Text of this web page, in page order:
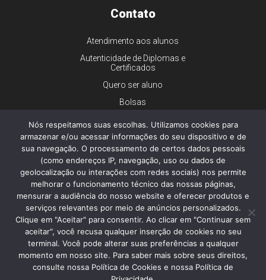
Contato
Atendimento aos alunos
Autenticidade de Diplomas e
Certificados
Quero ser aluno
Bolsas
Financiamento
Trabalhe conosco
Imprensa
Ouvidoria
Dúvidas gerais
© 2026 - Faculdade de Ciências Médicas da Santa Casa de São
Paulo - Todos os direitos reservados.
Política de Privacidade e Cookies
Nós respeitamos suas escolhas. Utilizamos cookies para
armazenar e/ou acessar informações do seu dispositivo e de
sua navegação. O processamento de certos dados pessoais
(como endereços IP, navegação, uso ou dados de
geolocalização ou interações com redes sociais) nos permite
melhorar o funcionamento técnico das nossas páginas,
mensurar a audiência do nosso website e oferecer produtos e
serviços relevantes por meio de anúncios personalizados.
Clique em "Aceitar" para consentir. Ao clicar em "Continuar sem
aceitar", você recusa qualquer inserção de cookies no seu
terminal. Você pode alterar suas preferências a qualquer
momento em nosso site. Para saber mais sobre seus direitos,
consulte nossa Política de Cookies e nossa Política de